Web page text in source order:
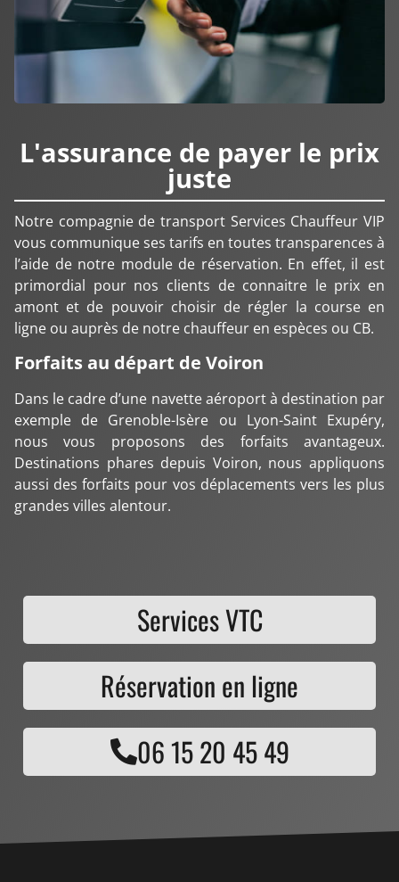
L'assurance de payer le prix
juste
Notre compagnie de transport Services Chauffeur VIP
vous communique ses tarifs en toutes transparences à
l’aide de notre module de réservation. En effet, il est
primordial pour nos clients de connaitre le prix en
amont et de pouvoir choisir de régler la course en
ligne ou auprès de notre chauffeur en espèces ou CB.
Forfaits au départ de Voiron
Dans le cadre d’une navette aéroport à destination par
exemple de Grenoble-Isère ou Lyon-Saint Exupéry,
nous vous proposons des forfaits avantageux.
Destinations phares depuis Voiron, nous appliquons
aussi des forfaits pour vos déplacements vers les plus
grandes villes alentour.
Services VTC
Réservation en ligne
06 15 20 45 49